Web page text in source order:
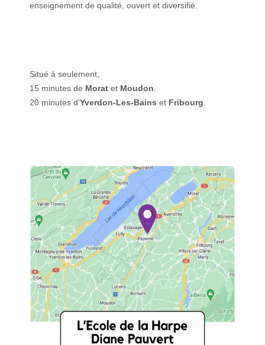
enseignement de qualité, ouvert et diversifié.
Situé à seulement,
15 minutes de Morat et Moudon
20 minutes d'Yverdon-Les-Bains et Fribourg